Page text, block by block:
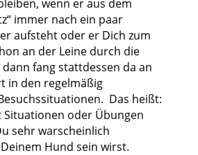
wenn er aus dem
immer nach ein paar
aufsteht oder er Dich zum
an der Leine durch die
fang stattdessen da an
in den regelmäßig
Das heißt:
Situationen oder Übungen
sehr warscheinlich
Hund sein wirst.